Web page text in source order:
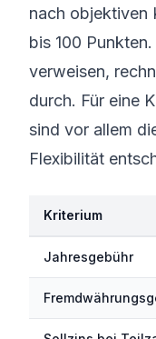
nach objektiven
bis 100
verweisen,
durch. Für eine
sind vor allem
Flexibilität
Kriterium
Jahresgebühr